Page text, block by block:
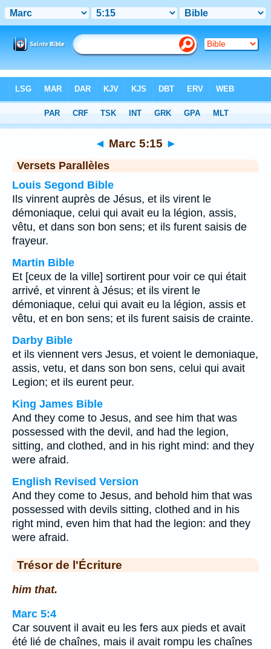
Chapitre 5> Verset 15
◄ Marc 5:15 ►
Versets Parallèles
Louis Segond Bible
Ils vinrent auprès de Jésus, et ils virent le
démoniaque, celui qui avait eu la légion, assis,
vêtu, et dans son bon sens; et ils furent saisis de
frayeur.
Martin Bible
Et [ceux de la ville] sortirent pour voir ce qui était
arrivé, et vinrent à Jésus; et ils virent le
démoniaque, celui qui avait eu la légion, assis et
vêtu, et en bon sens; et ils furent saisis de crainte.
Darby Bible
et ils viennent vers Jesus, et voient le demoniaque,
assis, vetu, et dans son bon sens, celui qui avait
Legion; et ils eurent peur.
King James Bible
And they come to Jesus, and see him that was
possessed with the devil, and had the legion,
sitting, and clothed, and in his right mind: and they
were afraid.
English Revised Version
And they come to Jesus, and behold him that was
possessed with devils sitting, clothed and in his
right mind, even him that had the legion: and they
were afraid.
Trésor de l'Écriture
him that.
Marc 5:4
Car souvent il avait eu les fers aux pieds et avait
été lié de chaînes, mais il avait rompu les chaînes